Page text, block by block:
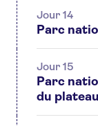
Jour 14
Parc
Jour 15
Parc
du